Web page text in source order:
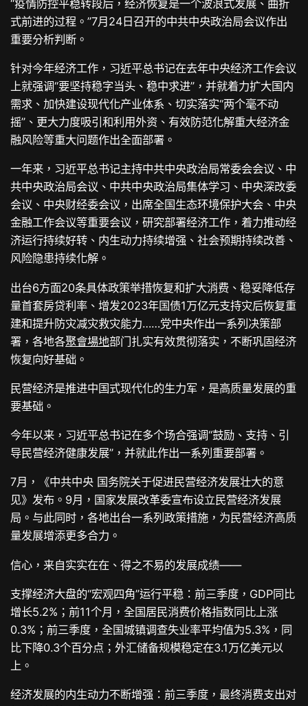
“疫情防控平稳转段后，经济恢复是一个波浪式发展、曲折
式前进的过程。”7月24日召开的中共中央政治局会议作出
重要分析判断。
针对今年经济工作，习近平总书记在去年中央经济工作会议
上就强调“要坚持稳字当头、稳中求进”，并就着力扩大国内
需求、加快建设现代化产业体系、切实落实“两个毫不动
摇”、更大力度吸引和利用外资、有效防范化解重大经济金
融风险等重大问题作出全面部署。
一年来，习近平总书记主持中共中央政治局常委会会议、中
共中央政治局会议、中共中央政治局集体学习、中央深改委
会议、中央财经委会议，出席全国生态环境保护大会、中央
金融工作会议等重要会议，研究部署经济工作，着力推动经
济运行持续好转、内生动力持续增强、社会预期持续改善、
风险隐患持续化解。
出台6方面20条具体政策举措恢复和扩大消费、稳妥降低存
量首套房贷利率、增发2023年国债1万亿元支持灾后恢复重
建和提升防灾减灾救灾能力……党中央作出一系列决策部
署，各地各聚會場地部门扎实有效贯彻落实，不断巩固经济
恢复向好基础。
民营经济是推进中国式现代化的生力军，是高质量发展的重
要基础。
今年以来，习近平总书记在多个场合强调“鼓励、支持、引
导民营经济健康发展”，并就此作出一系列重要部署。
7月，《中共中央 国务院关于促进民营经济发展壮大的意
见》发布。9月，国家发展改革委宣布设立民营经济发展
局。与此同时，各地出台一系列政策措施，为民营经济高质
量发展增添更多合力。
信心，来自实实在在、得之不易的发展成绩——
支撑经济大盘的“宏观四角”运行平稳：前三季度，GDP同比
增长5.2%；前11个月，全国居民消费价格指数同比上涨
0.3%；前三季度，全国城镇调查失业率平均值为5.3%，同
比下降0.3个百分点；外汇储备规模稳定在3.1万亿美元以
上。
经济发展的内生动力不断增强：前三季度，最终消费支出对